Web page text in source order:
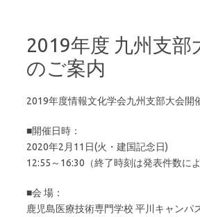
2019年度 九州支部
のご案内
2019年度情報文化学会九州支部大会開
■開催日時：
2020年2月11日(火・建国記念日)
12:55～16:30（終了時刻は発表件数によ
■会 場：
鹿児島医療技術専門学校 平川キャンパ